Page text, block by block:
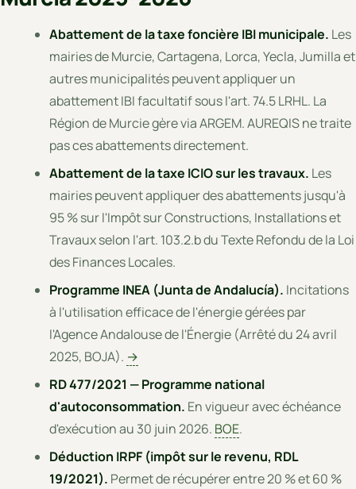
Abattement de la taxe foncière IBI municipale. Les
mairies de Murcie, Cartagena, Lorca, Yecla, Jumilla et
autres municipalités peuvent appliquer un
abattement IBI facultatif sous l'art. 74.5 LRHL. La
Région de Murcie gère via ARGEM. AUREQIS ne traite
pas ces abattements directement.
Abattement de la taxe ICIO sur les travaux. Les
mairies peuvent appliquer des abattements jusqu'à
95 % sur l'Impôt sur Constructions, Installations et
Travaux selon l'art. 103.2.b du Texte Refondu de la Loi
des Finances Locales.
Programme INEA (Junta de Andalucía). Incitations
à l'utilisation efficace de l'énergie gérées par
l'Agence Andalouse de l'Énergie (Arrêté du 24 avril
2025, BOJA). →
RD 477/2021 — Programme national
d'autoconsommation. En vigueur avec échéance
d'exécution au 30 juin 2026. BOE.
Déduction IRPF (impôt sur le revenu, RDL
19/2021). Permet de récupérer entre 20 % et 60 %